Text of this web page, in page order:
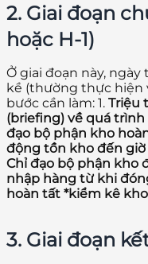
2. Giai đoạn
hoặc H-1)
Ở giai đoạn này,
kề (thường thực hiện
bước cần làm: 1. Triệu
(briefing) về quá
đạo bộ phận kho
động tồn kho đến giờ
Chỉ đạo bộ phận kho
nhập hàng từ khi
hoàn tất *kiểm kê
3. Giai đoạn